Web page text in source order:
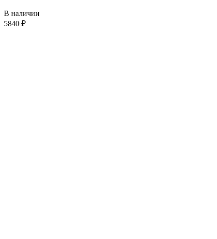
В наличии
5840 ₽